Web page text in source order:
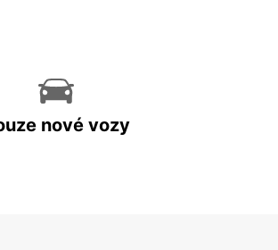
nové vozy